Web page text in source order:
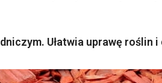
Ułatwia uprawę roślin